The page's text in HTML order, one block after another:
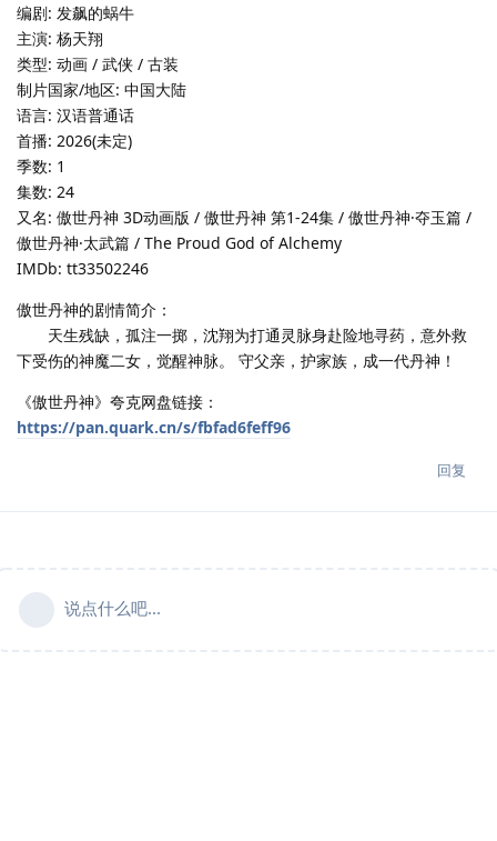
编剧: 发飙的蜗牛
主演: 杨天翔
类型: 动画 / 武侠 / 古装
制片国家/地区: 中国大陆
语言: 汉语普通话
首播: 2026(未定)
季数: 1
集数: 24
又名: 傲世丹神 3D动画版 / 傲世丹神 第1-24集 / 傲世丹神·夺玉篇 /
傲世丹神·太武篇 / The Proud God of Alchemy
IMDb: tt33502246
傲世丹神的剧情简介：
天生残缺，孤注一掷，沈翔为打通灵脉身赴险地寻药，意外救
下受伤的神魔二女，觉醒神脉。 守父亲，护家族，成一代丹神！
《傲世丹神》夸克网盘链接：
https://pan.quark.cn/s/fbfad6feff96
回复
说点什么吧...